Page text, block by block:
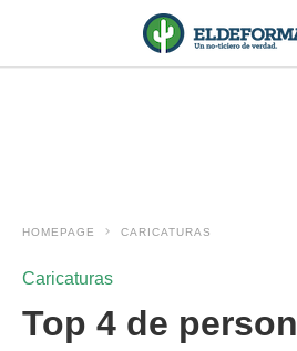
HOMEPAGE CARICATURAS
Caricaturas
Top 4 de